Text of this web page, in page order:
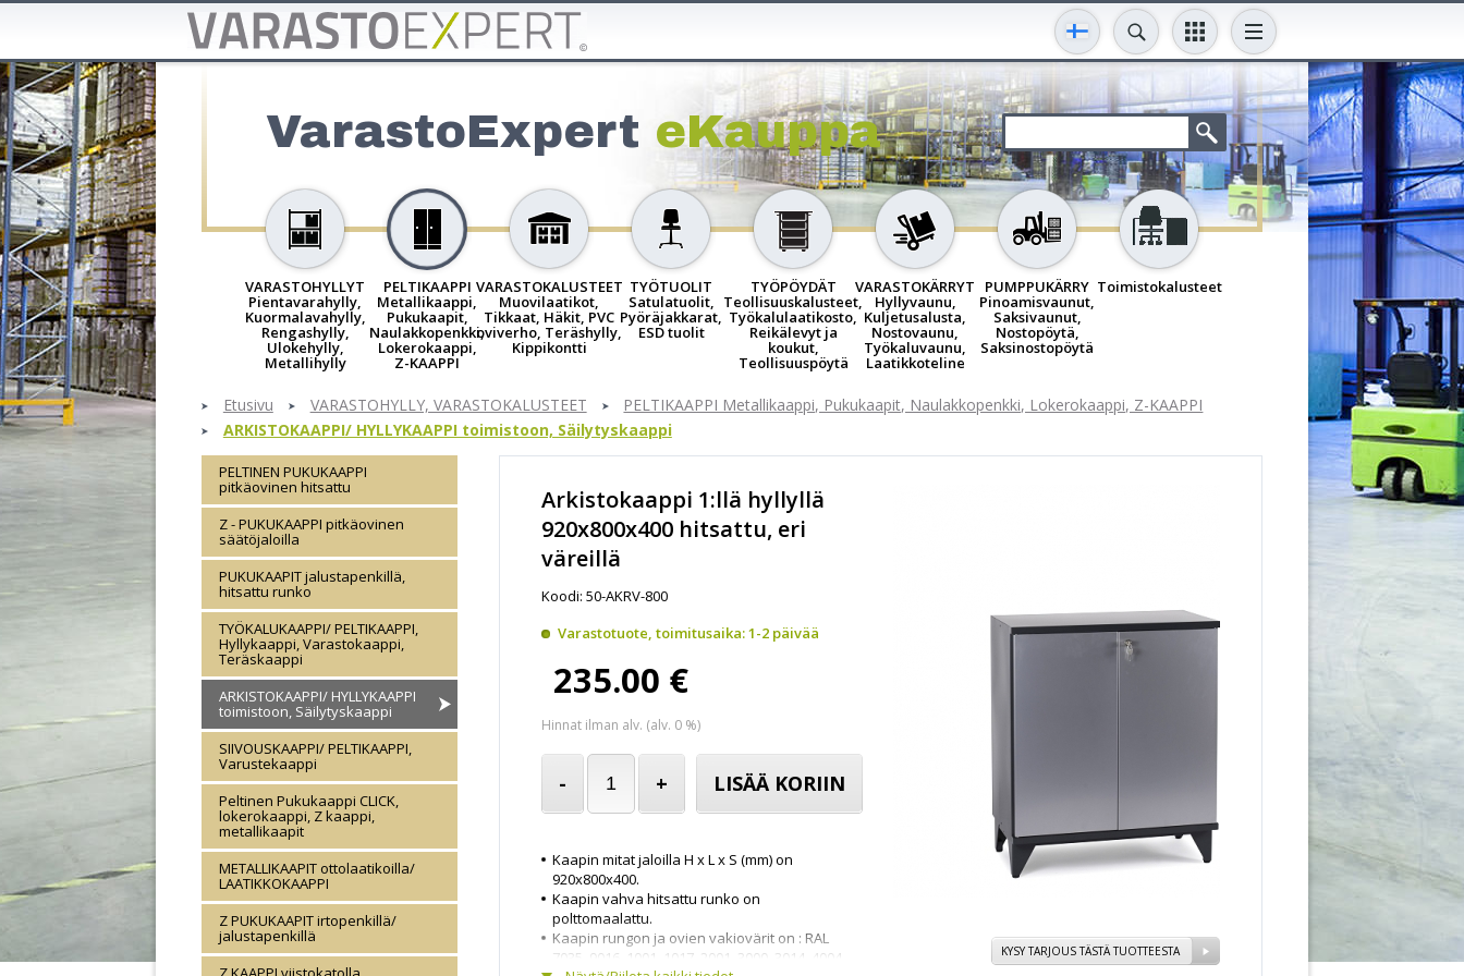
VarastoExpert eKauppa
VARASTOHYLLYT
Pientavarahylly,
Kuormalavahylly,
Rengashylly,
Ulokehylly,
Metallihylly
PELTIKAAPPI
Metallikaappi,
Pukukaapit,
Naulakkopenkki,
Lokerokaappi,
Z-KAAPPI
VARASTOKALUSTEET
Muovilaatikot,
Tikkaat, Häkit, PVC
oviverho, Teräshylly,
Kippikontti
TYÖTUOLIT
Satulatuolit,
Pyöräjakkarat,
ESD tuolit
TYÖPÖYDÄT
Teollisuuskalusteet,
Työkalulaatikosto,
Reikälevyt ja
koukut,
Teollisuuspöytä
VARASTOKÄRRYT
Hyllyvaunu,
Kuljetusalusta,
Nostovaunu,
Työkaluvaunu,
Laatikkoteline
PUMPPUKÄRRY
Pinoamisvaunut,
Saksivaunut,
Nostopöytä,
Saksinostopöytä
Toimistokalusteet
Etusivu VARASTOHYLLY, VARASTOKALUSTEET
PELTIKAAPPI Metallikaappi, Pukukaapit, Naulakkopenkki, Lokerokaappi, Z-KAAPPI
ARKISTOKAAPPI/ HYLLYKAAPPI toimistoon, Säilytyskaappi
PELTINEN PUKUKAAPPI
pitkäovinen hitsattu
Z - PUKUKAAPPI pitkäovinen
säätöjaloilla
PUKUKAAPIT jalustapenkillä,
hitsattu runko
TYÖKALUKAAPPI/ PELTIKAAPPI,
Hyllykaappi, Varastokaappi,
Teräskaappi
ARKISTOKAAPPI/ HYLLYKAAPPI
toimistoon, Säilytyskaappi
SIIVOUSKAAPPI/ PELTIKAAPPI,
Varustekaappi
Peltinen Pukukaappi CLICK,
lokerokaappi, Z kaappi,
metallikaapit
METALLIKAAPIT ottolaatikoilla/
LAATIKKOKAAPPI
Z PUKUKAAPIT irtopenkillä/
jalustapenkillä
Arkistokaappi 1:llä hyllyllä
920x800x400 hitsattu, eri
väreillä
Koodi: 50-AKRV-800
Varastotuote, toimitusaika: 1-2 päivää
235.00 €
Hinnat ilman alv. (alv. 0 %)
- + LISÄÄ KORIIN
Kaapin mitat jaloilla H x L x S (mm) on
920x800x400.
Kaapin vahva hitsattu runko on
polttomaalattu.
Kaapin rungon ja ovien vakiovärit on : RAL
7035, 9016, 1001, 1017, 2001, 3000, 3014, 4004,
KYSY TARJOUS TÄSTÄ TUOTTEESTA